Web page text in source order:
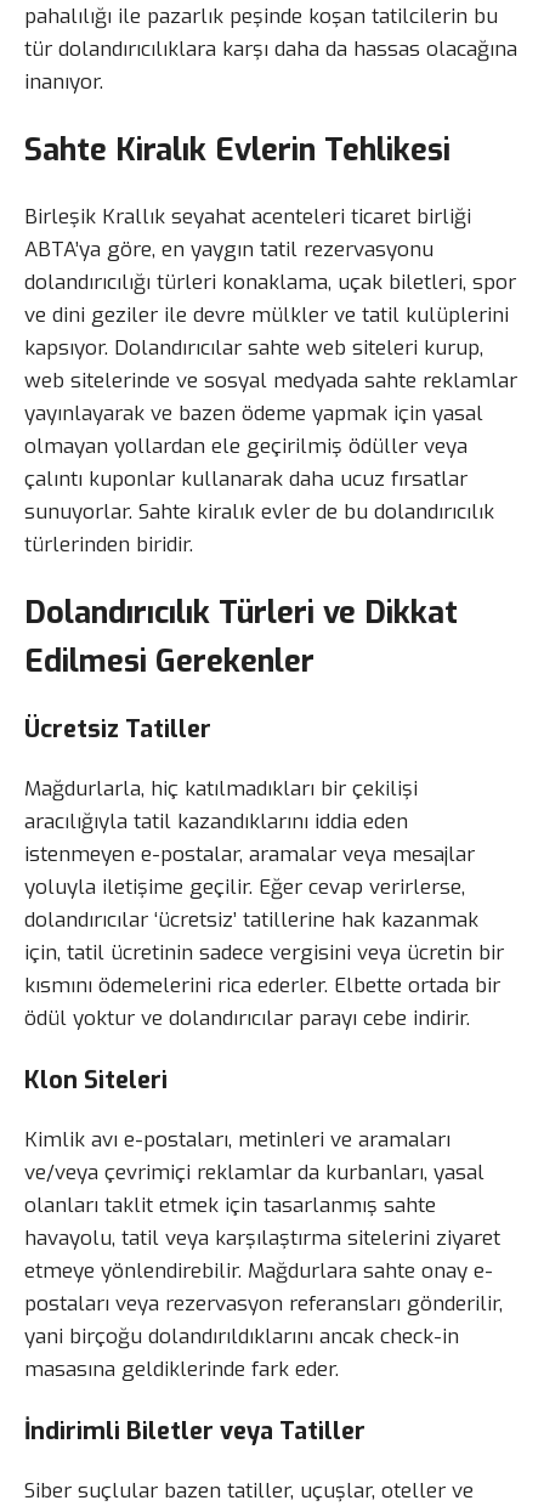
pahalılığı ile pazarlık peşinde koşan tatilcilerin bu
tür dolandırıcılıklara karşı daha da hassas olacağına
inanıyor.
Sahte Kiralık Evlerin Tehlikesi
Birleşik Krallık seyahat acenteleri ticaret birliği
ABTA’ya göre, en yaygın tatil rezervasyonu
dolandırıcılığı türleri konaklama, uçak biletleri, spor
ve dini geziler ile devre mülkler ve tatil kulüplerini
kapsıyor. Dolandırıcılar sahte web siteleri kurup,
web sitelerinde ve sosyal medyada sahte reklamlar
yayınlayarak ve bazen ödeme yapmak için yasal
olmayan yollardan ele geçirilmiş ödüller veya
çalıntı kuponlar kullanarak daha ucuz fırsatlar
sunuyorlar. Sahte kiralık evler de bu dolandırıcılık
türlerinden biridir.
Dolandırıcılık Türleri ve Dikkat
Edilmesi Gerekenler
Ücretsiz Tatiller
Mağdurlarla, hiç katılmadıkları bir çekilişi
aracılığıyla tatil kazandıklarını iddia eden
istenmeyen e-postalar, aramalar veya mesajlar
yoluyla iletişime geçilir. Eğer cevap verirlerse,
dolandırıcılar ‘ücretsiz’ tatillerine hak kazanmak
için, tatil ücretinin sadece vergisini veya ücretin bir
kısmını ödemelerini rica ederler. Elbette ortada bir
ödül yoktur ve dolandırıcılar parayı cebe indirir.
Klon Siteleri
Kimlik avı e-postaları, metinleri ve aramaları
ve/veya çevrimiçi reklamlar da kurbanları, yasal
olanları taklit etmek için tasarlanmış sahte
havayolu, tatil veya karşılaştırma sitelerini ziyaret
etmeye yönlendirebilir. Mağdurlara sahte onay e-
postaları veya rezervasyon referansları gönderilir,
yani birçoğu dolandırıldıklarını ancak check-in
masasına geldiklerinde fark eder.
İndirimli Biletler veya Tatiller
Siber suçlular bazen tatiller, uçuşlar, oteller ve